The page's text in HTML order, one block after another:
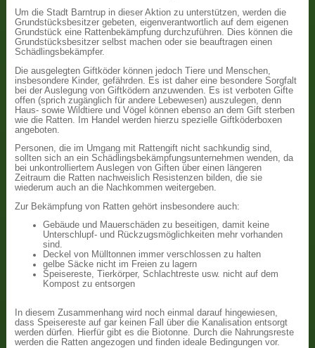
Um die Stadt Barntrup in dieser Aktion zu unterstützen, werden die
Grundstücksbesitzer gebeten, eigenverantwortlich auf dem eigenen
Grundstück eine Rattenbekämpfung durchzuführen. Dies können die
Grundstücksbesitzer selbst machen oder sie beauftragen einen
Schädlingsbekämpfer.
Die ausgelegten Giftköder können jedoch Tiere und Menschen,
insbesondere Kinder, gefährden. Es ist daher eine besondere Sorgfalt
bei der Auslegung von Giftködern anzuwenden. Es ist verboten Gifte
offen (sprich zugänglich für andere Lebewesen) auszulegen, denn
Haus- sowie Wildtiere und Vögel können ebenso an dem Gift sterben
wie die Ratten. Im Handel werden hierzu spezielle Giftköderboxen
angeboten.
Personen, die im Umgang mit Rattengift nicht sachkundig sind,
sollten sich an ein Schädlingsbekämpfungsunternehmen wenden, da
bei unkontrolliertem Auslegen von Giften über einen längeren
Zeitraum die Ratten nachweislich Resistenzen bilden, die sie
wiederum auch an die Nachkommen weitergeben.
Zur Bekämpfung von Ratten gehört insbesondere auch:
Gebäude und Mauerschäden zu beseitigen, damit keine
Unterschlupf- und Rückzugsmöglichkeiten mehr vorhanden
sind.
Deckel von Mülltonnen immer verschlossen zu halten
gelbe Säcke nicht im Freien zu lagern
Speisereste, Tierkörper, Schlachtreste usw. nicht auf dem
Kompost zu entsorgen
In diesem Zusammenhang wird noch einmal darauf hingewiesen,
dass Speisereste auf gar keinen Fall über die Kanalisation entsorgt
werden dürfen. Hierfür gibt es die Biotonne. Durch die Nahrungsreste
werden die Ratten angezogen und finden ideale Bedingungen vor.